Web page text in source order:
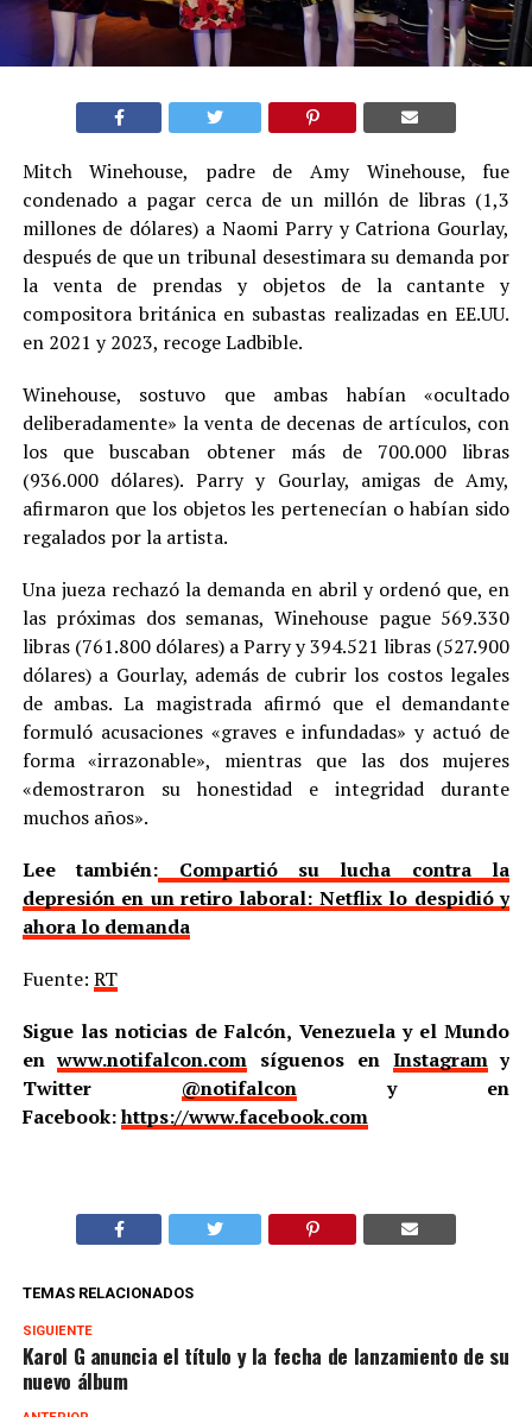
Mitch Winehouse, padre de Amy Winehouse, fue
condenado a pagar cerca de un millón de libras (1,3
millones de dólares) a Naomi Parry y Catriona Gourlay,
después de que un tribunal desestimara su demanda por
la venta de prendas y objetos de la cantante y
compositora británica en subastas realizadas en EE.UU.
en 2021 y 2023, recoge Ladbible.
Winehouse, sostuvo que ambas habían «ocultado
deliberadamente» la venta de decenas de artículos, con
los que buscaban obtener más de 700.000 libras
(936.000 dólares). Parry y Gourlay, amigas de Amy,
afirmaron que los objetos les pertenecían o habían sido
regalados por la artista.
Una jueza rechazó la demanda en abril y ordenó que, en
las próximas dos semanas, Winehouse pague 569.330
libras (761.800 dólares) a Parry y 394.521 libras (527.900
dólares) a Gourlay, además de cubrir los costos legales
de ambas. La magistrada afirmó que el demandante
formuló acusaciones «graves e infundadas» y actuó de
forma «irrazonable», mientras que las dos mujeres
«demostraron su honestidad e integridad durante
muchos años».
Lee también: Compartió su lucha contra la
depresión en un retiro laboral: Netflix lo despidió y
ahora lo demanda
Fuente: RT
Sigue las noticias de Falcón, Venezuela y el Mundo
enwww.notifalcon.com síguenos en Instagramy
Twitter @notifalcony en
Facebook:https://www.facebook.com
TEMAS RELACIONADOS
SIGUIENTE
Karol G anuncia el título y la fecha de lanzamiento de su
nuevo álbum